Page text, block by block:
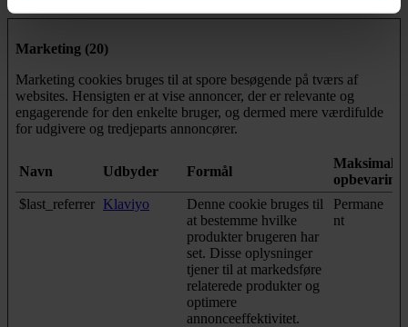
Marketing (20)
Marketing cookies bruges til at spore besøgende på tværs af
websites. Hensigten er at vise annoncer, der er relevante og
engagerende for den enkelte bruger, og dermed mere værdifulde
for udgivere og tredjeparts annoncører.
Navn Udbyder Formål
Maksimal
$last_referrer Klaviyo
Denne cookie bruges til
at bestemme hvilke
produkter brugeren har
set. Disse oplysninger
tjener til at markedsføre
relaterede produkter og
optimere
annonceeffektivitet.
Permane
nt